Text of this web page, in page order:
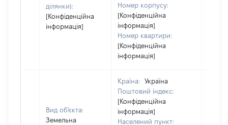
ділянки):
[Конфіденційна
інформація]
Номер корпусу:
[Конфіденційна
інформація]
Номер квартири:
[Конфіденційна
інформація]
Вид об'єкта:
Земельна
Країна:
Україна
Поштовий індекс:
[Конфіденційна
інформація]
Населений пункт: